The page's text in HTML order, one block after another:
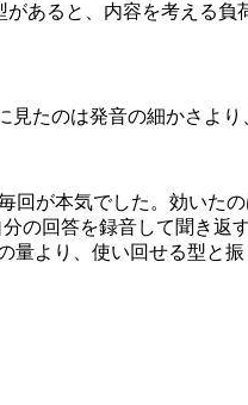
あると、内容を考える負
たのは発音の細かさよ
回が本気でした。効いた
の回答を録音して聞き返
量より、使い回せる型と